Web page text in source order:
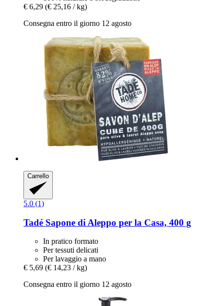
€ 6,29 (€ 25,16 / kg)
Consegna entro il giorno 12 agosto
Carrello
5.0 (1)
Tadé Sapone di Aleppo per la Casa, 400 g
In pratico formato
Per tessuti delicati
Per lavaggio a mano
€ 5,69 (€ 14,23 / kg)
Consegna entro il giorno 12 agosto